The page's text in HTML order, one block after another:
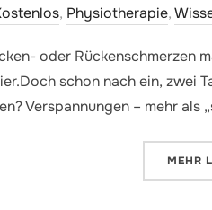
, Physiotherapie,
oder Rückenschmerzen
schon nach ein, zwei
Verspannungen – mehr als
MEHR